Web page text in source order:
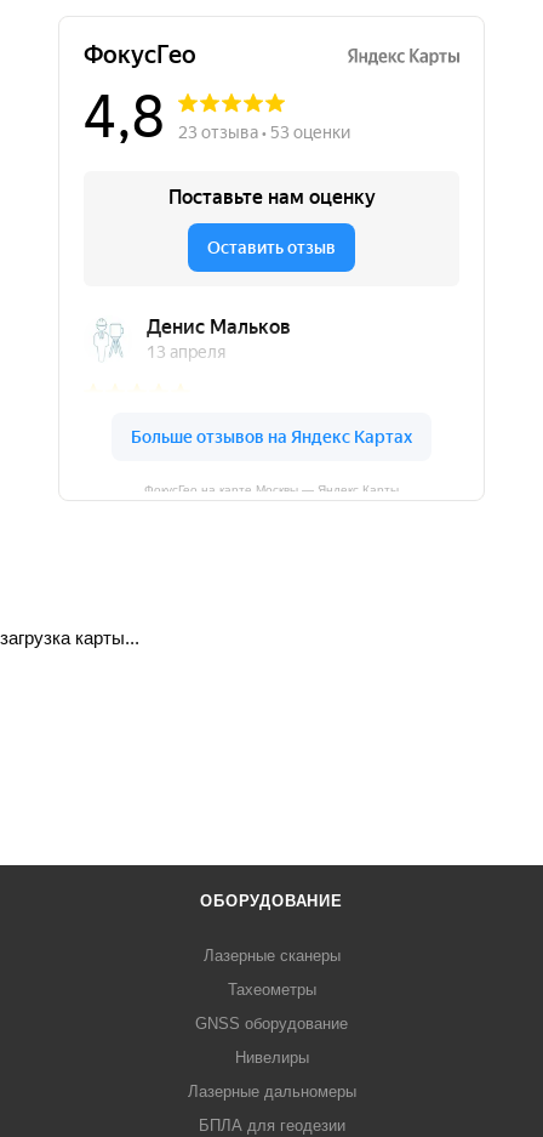
ФокусГео на карте Москвы — Яндекс Карты
загрузка карты...
ОБОРУДОВАНИЕ
Лазерные сканеры
Тахеометры
GNSS оборудование
Нивелиры
Лазерные дальномеры
БПЛА для геодезии